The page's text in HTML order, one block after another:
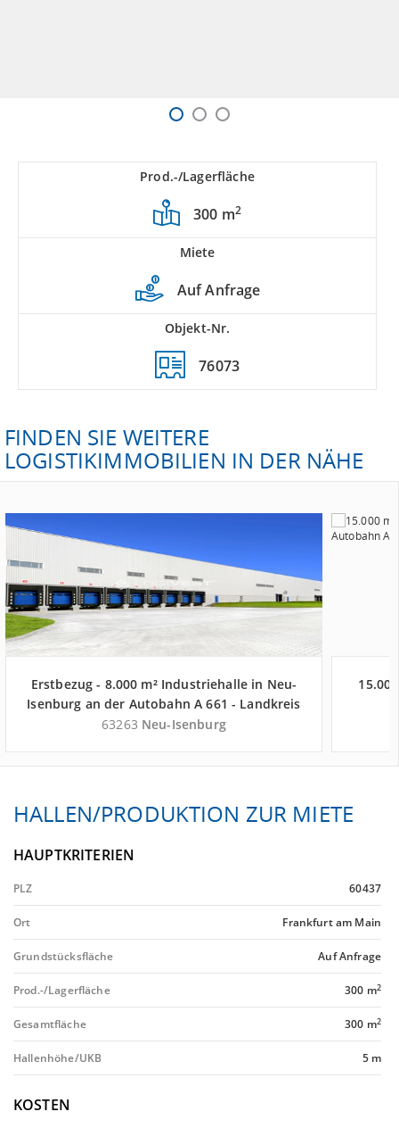
Prod.-/Lagerfläche
300 m2
Miete
Auf Anfrage
Objekt-Nr.
76073
FINDEN SIE WEITERE
LOGISTIKIMMOBILIEN IN DER NÄHE
Erstbezug - 8.000 m² Industriehalle in Neu-
Isenburg an der Autobahn A 661 - Landkreis
Offenbach
63263 Neu-Isenburg
HALLEN/PRODUKTION ZUR MIETE
HAUPTKRITERIEN
PLZ 60437
Ort Frankfurt am Main
Grundstücksfläche Auf Anfrage
Prod.-/Lagerfläche 300 m2
Gesamtfläche 300 m2
Hallenhöhe/UKB 5 m
KOSTEN